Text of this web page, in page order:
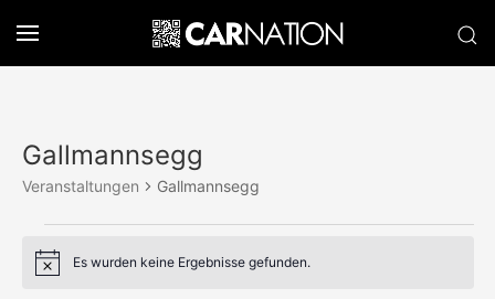
Gallmannsegg
Veranstaltungen Gallmannsegg
Veranstaltungen
HinweisEs wurden keine Ergebnisse gefunden.